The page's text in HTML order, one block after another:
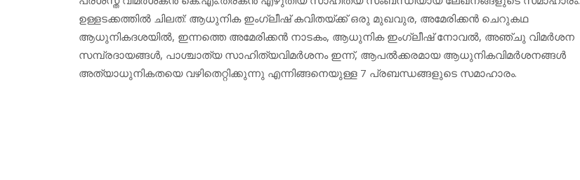
ഉള്ളടക്കത്തില്‍ ചിലത്: ആധുനിക ഇംഗ്ലീഷ് കവിതയ്ക്ക് ഒരു മുഖവുര, അമേരിക്കന്‍ ചെറുകഥ
ആധുനികദശയില്‍, ഇന്നത്തെ അമേരിക്കന്‍ നാടകം, ആധുനിക ഇംഗ്ലീഷ് നോവല്‍, അഞ്ചു വിമര്‍ശന
സമ്പ്രദായങ്ങള്‍, പാശ്ചാത്യ സാഹിത്യവിമര്‍ശനം ഇന്ന്, ആപല്‍ക്കരമായ ആധുനികവിമര്‍ശനങ്ങള്‍
അത്യാധുനികതയെ വഴിതെറ്റിക്കുന്നു എന്നിങ്ങനെയുള്ള 7 പ്രബന്ധങ്ങളുടെ സമാഹാരം.